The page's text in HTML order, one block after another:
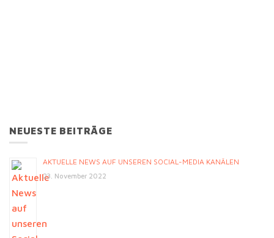
NEUESTE BEITRÄGE
AKTUELLE NEWS AUF UNSEREN SOCIAL-MEDIA KANÄLEN
23. November 2022